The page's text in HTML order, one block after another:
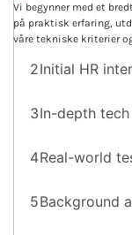
Vi begynner med et
på praktisk erfaring,
våre tekniske kriterier
2Initial HR
3In-depth
4Real-world
5Background